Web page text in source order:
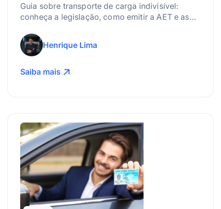
Guia sobre transporte de carga indivisível:
conheça a legislação, como emitir a AET e as
Henrique Lima
Saiba mais